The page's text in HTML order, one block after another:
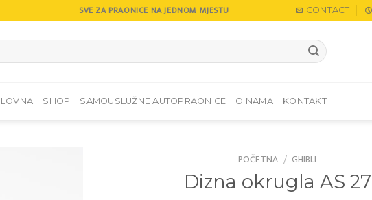
SVE ZA PRAONICE NA JEDNOM MJESTU CONTACT
SHOP SAMOUSLUŽNE AUTOPRAONICE O NAMA KONTAKT
POČETNA / GHIBLI
Dizna okrugla AS 27